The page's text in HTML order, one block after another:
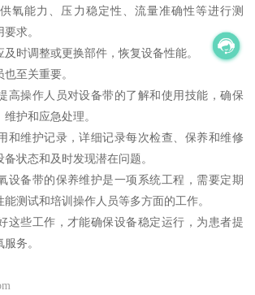
氧能力、压力稳定性、流量准确性等进行测
求。
时调整或更换部件，恢复设备性能。
至关重要。
高操作人员对设备带的了解和使用技能，确保
护和应急处理。
和维护记录，详细记录每次检查、保养和维修
状态和及时发现潜在问题。
设备带的保养维护是一项系统工程，需要定期
测试和培训操作人员等多方面的工作。
这些工作，才能确保设备稳定运行，为患者提
务。